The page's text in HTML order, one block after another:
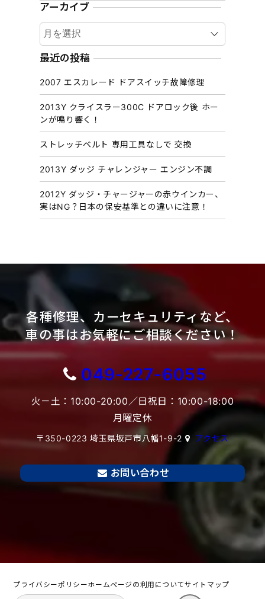
アーカイブ
ア
ー
カ
ブ
最近の投稿
2007 エスカレード ドアスイッチ故障修理
2013Y クライスラー300C ドアロック後 ホー
ンが鳴り響く！
ストレッチベルト 専用工具なしで 交換
2013Y ダッジ チャレンジャー エンジン不調
2012Y ダッジ・チャージャーの赤ウインカー、
実はNG？日本の保安基準との違いに注意！
各種修理、カーセキュリティなど、
車の事はお気軽にご相談ください！
049-227-6055
火－土：10:00-20:00／日祝日：10:00-18:00
月曜定休
〒350-0223 埼玉県坂戸市八幡1-9-2 アクセス
お問い合わせ
プライバシーポリシーホームページの利用についてサイトマップ